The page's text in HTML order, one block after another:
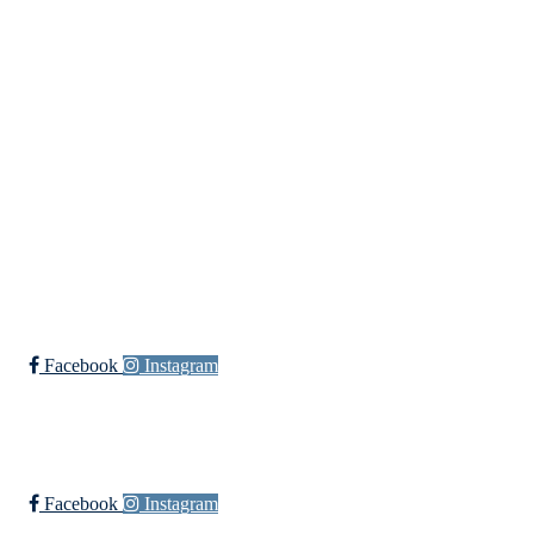
Facebook Instagram
Facebook Instagram